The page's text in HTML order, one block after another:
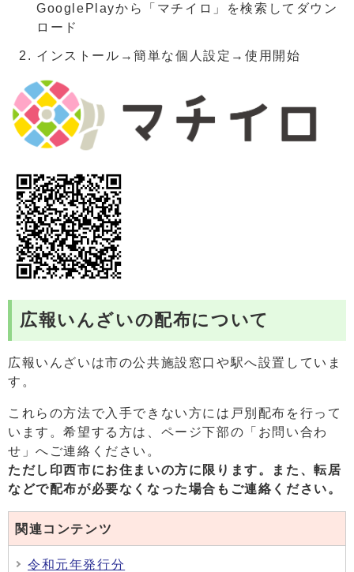
GooglePlayから「マチイロ」を検索してダウン
ロード
インストール→簡単な個人設定→使用開始
広報いんざいの配布について
広報いんざいは市の公共施設窓口や駅へ設置していま
す。
これらの方法で入手できない方には戸別配布を行って
います。希望する方は、ページ下部の「お問い合わ
せ」へご連絡ください。
ただし印西市にお住まいの方に限ります。また、転居
などで配布が必要なくなった場合もご連絡ください。
関連コンテンツ
令和元年発行分